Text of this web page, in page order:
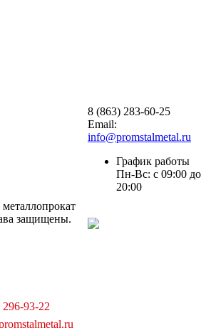
защищены.
8 (863) 283-60-25
Email:
info@promstalmetal.ru
График работы
Пн-Вс: с 09:00 до
20:00
93-22